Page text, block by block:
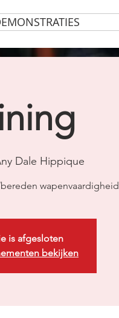
Dale Hippique
wapenvaardigheid
is afgesloten
bekijken